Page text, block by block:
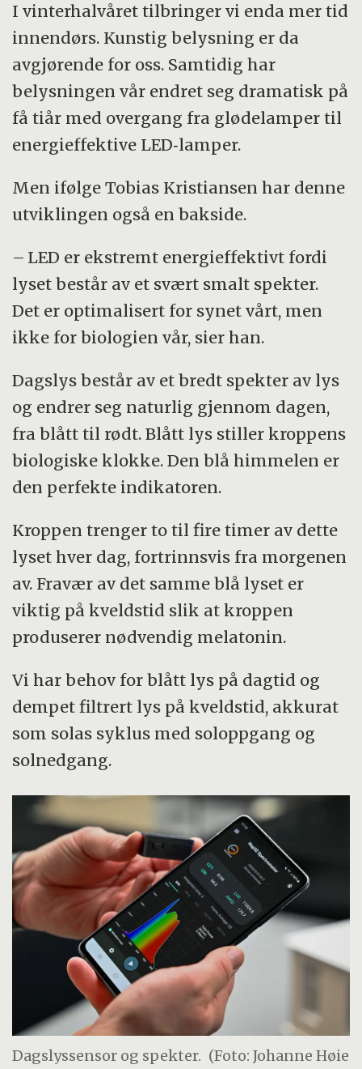
Moderne LED-belysning består ofte av et
smalt, statisk og blådominert spekter. Det
er energieffektivt og gir godt arbeidslys,
men gir ikke den naturlige variasjonen
kroppen er tilpasset. Moderne vindusglass
filtrerer også bort deler av dagslysets
spekter.
Tidspunktet lyset treffer oss, og hvordan
det varierer gjennom døgnet, er derfor like
viktig som hvor mye lys vi får.
Kilde: Store norske leksikon og Store
medisinske leksikon
I vinterhalvåret tilbringer vi enda mer tid
innendørs. Kunstig belysning er da
avgjørende for oss. Samtidig har
belysningen vår endret seg dramatisk på
få tiår med overgang fra glødelamper til
energieffektive LED‑lamper.
Men ifølge Tobias Kristiansen har denne
utviklingen også en bakside.
– LED er ekstremt energieffektivt fordi
lyset består av et svært smalt spekter.
Det er optimalisert for synet vårt, men
ikke for biologien vår, sier han.
Dagslys består av et bredt spekter av lys
og endrer seg naturlig gjennom dagen,
fra blått til rødt. Blått lys stiller kroppens
biologiske klokke. Den blå himmelen er
den perfekte indikatoren.
Kroppen trenger to til fire timer av dette
lyset hver dag, fortrinnsvis fra morgenen
av. Fravær av det samme blå lyset er
viktig på kveldstid slik at kroppen
produserer nødvendig melatonin.
Vi har behov for blått lys på dagtid og
dempet filtrert lys på kveldstid, akkurat
som solas syklus med soloppgang og
solnedgang.
Dagslyssensor og spekter. (Foto: Johanne Høie